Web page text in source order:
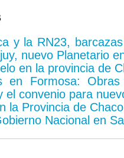
y la RN23,
nuevo Planetario
en la provincia de
en Formosa:
el convenio para
la Provincia de Chaco
Nacional en